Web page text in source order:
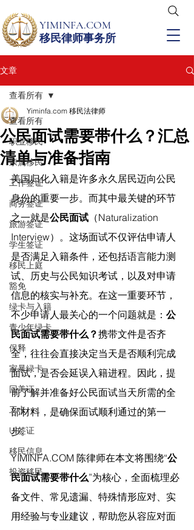
YIMINFA.COM
移民律师事务所
文章
查看所有
职业移民
亲属移民
工作签证
商务签证
旅游签证
学生签证
移民上庭
豁免
绿卡与入籍
青少年绿卡
保释
家暴绿卡
回美证
工卡
U 签证
移民信息
投资移民
查看所有
公民面试需要带什么？汇总
清单与准备指南
Yiminfa.com 移民法律师
美国归化入籍是许多永久居民迈向公民
身份的重要一步。而其中最关键的环节
之一就是公民面试 （Naturalization
Interview）。这场面试不仅评估申请人
是否满足入籍条件，还包括语言能力测
试、历史与公民知识考试，以及对申请
信息的核实与补充。在这一重要环节，
不少申请人最关心的一个问题就是： 公
民面试需要带什么？携带文件是否齐
全，往往会直接决定当天是否顺利完成
面试，是否会延误入籍进程。因此，提
前了解并准备好公民面试当天所需的全
部材料，是确保面试顺利通过的第一
步。
YIMINFA.COM 陈律师在本文将围绕“公
民面试需要带什么”为核心，全面梳理必
备文件、常见遗漏、特殊情形应对、实
用经验与专业建议，帮助您从容应对面